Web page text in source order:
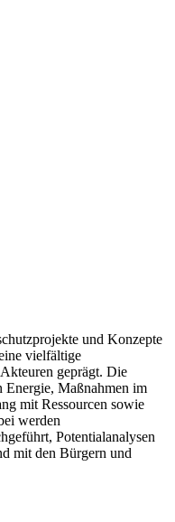
und Konzepte
vielfältige
geprägt. Die
Energie, Maßnahmen im
mit Ressourcen sowie
werden
Potentialanalysen
mit den Bürgern und